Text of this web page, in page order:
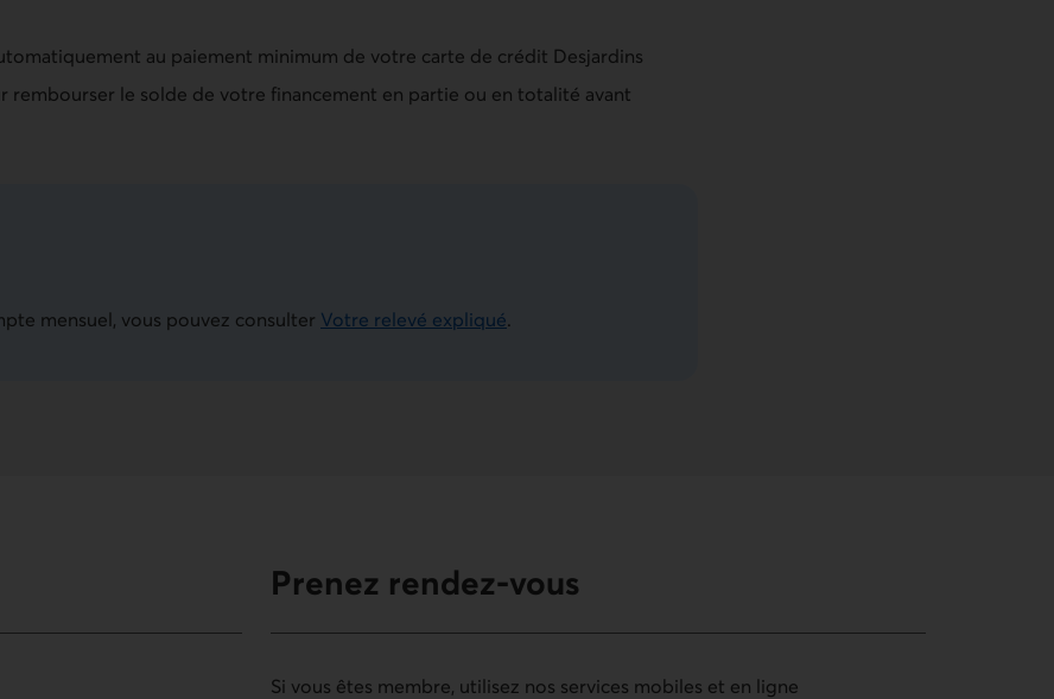
au paiement minimum de votre carte de crédit Desjardins
rembourser le solde de votre financement en partie ou en totalité avant
mensuel, vous pouvez consulter Votre relevé expliqué.
Prenez rendez-vous
Si vous êtes membre, utilisez nos services mobiles et en ligne